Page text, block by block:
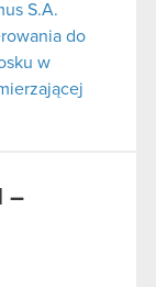
S.A.
do
w
–